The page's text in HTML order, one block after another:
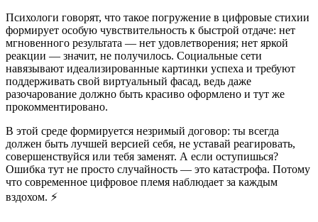
Психологи говорят, что такое погружение в цифровые стихии
формирует особую чувствительность к быстрой отдаче: нет
мгновенного результата — нет удовлетворения; нет яркой
реакции — значит, не получилось. Социальные сети
навязывают идеализированные картинки успеха и требуют
поддерживать свой виртуальный фасад, ведь даже
разочарование должно быть красиво оформлено и тут же
прокомментировано.
В этой среде формируется незримый договор: ты всегда
должен быть лучшей версией себя, не уставай реагировать,
совершенствуйся или тебя заменят. А если оступишься?
Ошибка тут не просто случайность — это катастрофа. Потому
что современное цифровое племя наблюдает за каждым
вздохом. ⚡